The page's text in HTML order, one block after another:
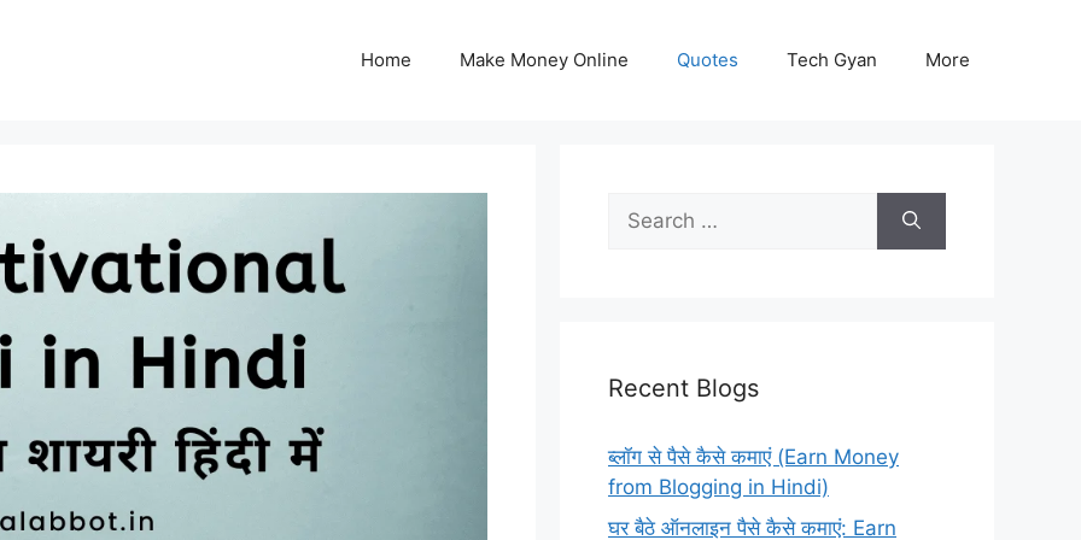
Home Make Money Online Quotes Tech Gyan More
Search
for:
Recent Blogs
ब्लॉग से पैसे कैसे कमाएं (Earn Money
from Blogging in Hindi)
घर बैठे ऑनलाइन पैसे कैसे कमाएं: Earn